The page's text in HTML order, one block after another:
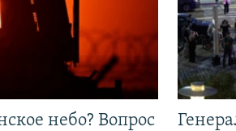
небо? Вопрос